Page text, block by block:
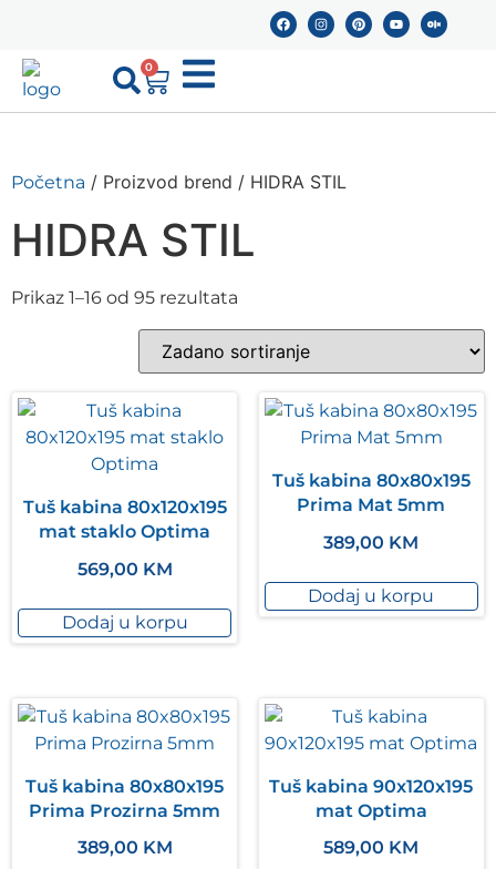
0
Početna / Proizvod brend / HIDRA STIL
HIDRA STIL
Prikaz 1–16 od 95 rezultata
Tuš kabina 80x120x195
mat staklo Optima
569,00 KM
Dodaj u korpu
Tuš kabina 80x80x195
Prima Mat 5mm
389,00 KM
Dodaj u korpu
Tuš kabina 80x80x195
Prima Prozirna 5mm
389,00 KM
Tuš kabina 90x120x195
mat Optima
589,00 KM